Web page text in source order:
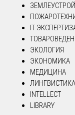
IT
ЭКОЛОГИЯ
ЭКОНОМИКА
МЕДИЦИНА
ЛИНГВИСТИКА
INTELLECT
LIBRARY